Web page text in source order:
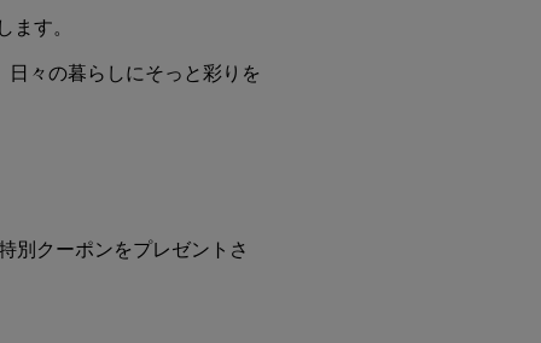
ます。
々の暮らしにそっと彩りを
別クーポンをプレゼントさ